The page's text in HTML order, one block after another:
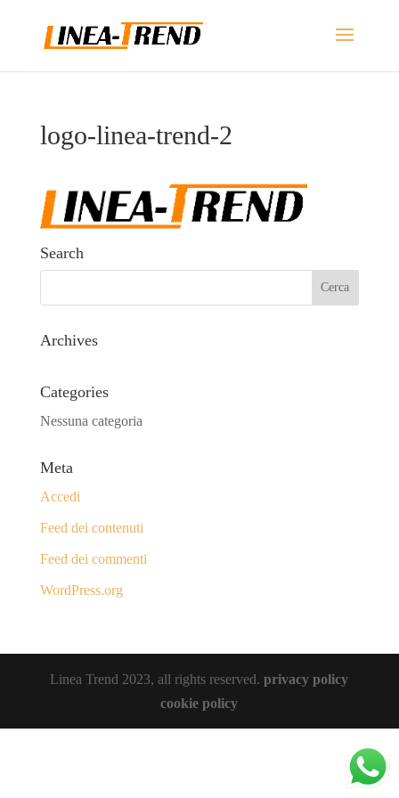
logo-linea-trend-2
Search
Archives
Categories
Nessuna categoria
Meta
Accedi
Feed dei contenuti
Feed dei commenti
WordPress.org
Linea Trend 2023, all rights reserved.privacy policy
cookie policy